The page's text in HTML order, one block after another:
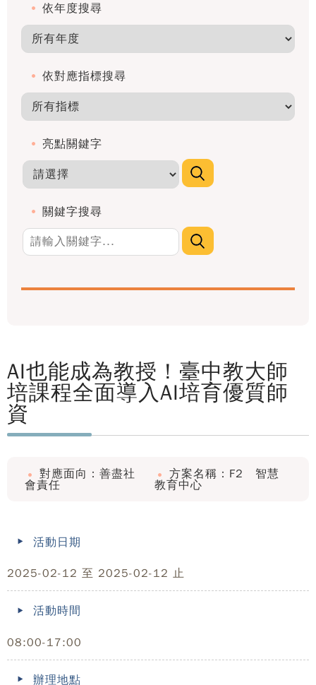
依年度搜尋
依對應指標搜尋
亮點關鍵字
關鍵字搜尋
AI也能成為教授！臺中教大師
培課程全面導入AI培育優質師
資
對應面向：善盡社
會責任
方案名稱：F2 智慧
教育中心
活動日期
2025-02-12 至 2025-02-12 止
活動時間
08:00-17:00
辦理地點